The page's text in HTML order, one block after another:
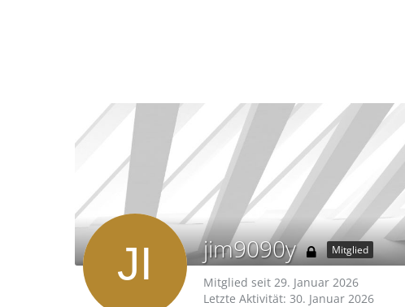
jim9090y Mitglied
Mitglied seit 29. Januar 2026
Letzte Aktivität: 30. Januar 2026